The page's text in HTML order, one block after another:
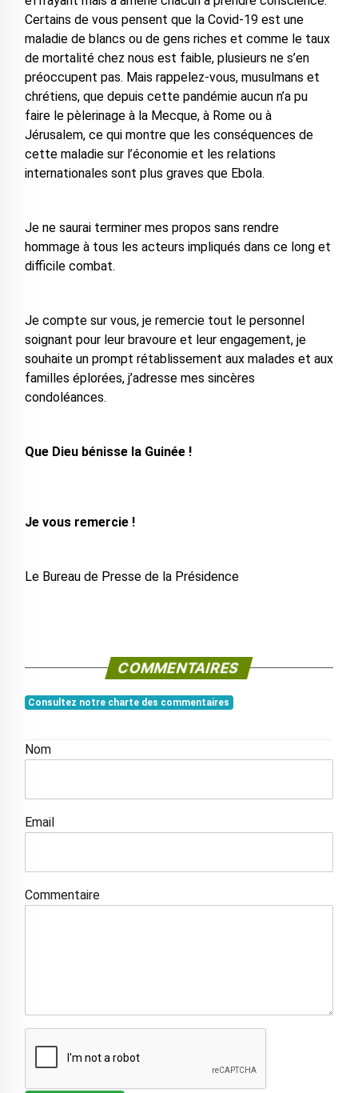
Certains de vous pensent que la Covid-19 est une
maladie de blancs ou de gens riches et comme le taux
de mortalité chez nous est faible, plusieurs ne s’en
préoccupent pas. Mais rappelez-vous, musulmans et
chrétiens, que depuis cette pandémie aucun n’a pu
faire le pèlerinage à la Mecque, à Rome ou à
Jérusalem, ce qui montre que les conséquences de
cette maladie sur l’économie et les relations
internationales sont plus graves que Ebola.
Je ne saurai terminer mes propos sans rendre
hommage à tous les acteurs impliqués dans ce long et
difficile combat.
Je compte sur vous, je remercie tout le personnel
soignant pour leur bravoure et leur engagement, je
souhaite un prompt rétablissement aux malades et aux
familles éplorées, j’adresse mes sincères
condoléances.
Que Dieu bénisse la Guinée !
Je vous remercie !
Le Bureau de Presse de la Présidence
COMMENTAIRES
Consultez notre charte des commentaires
Nom
Email
Commentaire